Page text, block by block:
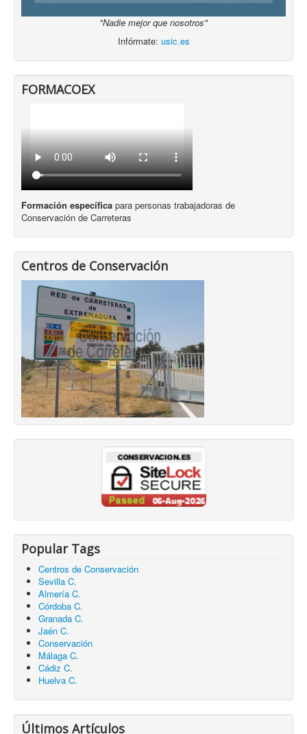
"Nadie mejor que nosotros"
Infórmate: usic.es
FORMACOEX
Formación específica para personas trabajadoras de
Conservación de Carreteras
Centros de Conservación
Popular Tags
Centros de Conservación
Sevilla C.
Almería C.
Córdoba C.
Granada C.
Jaén C.
Conservación
Málaga C.
Cádiz C.
Huelva C.
Últimos Artículos